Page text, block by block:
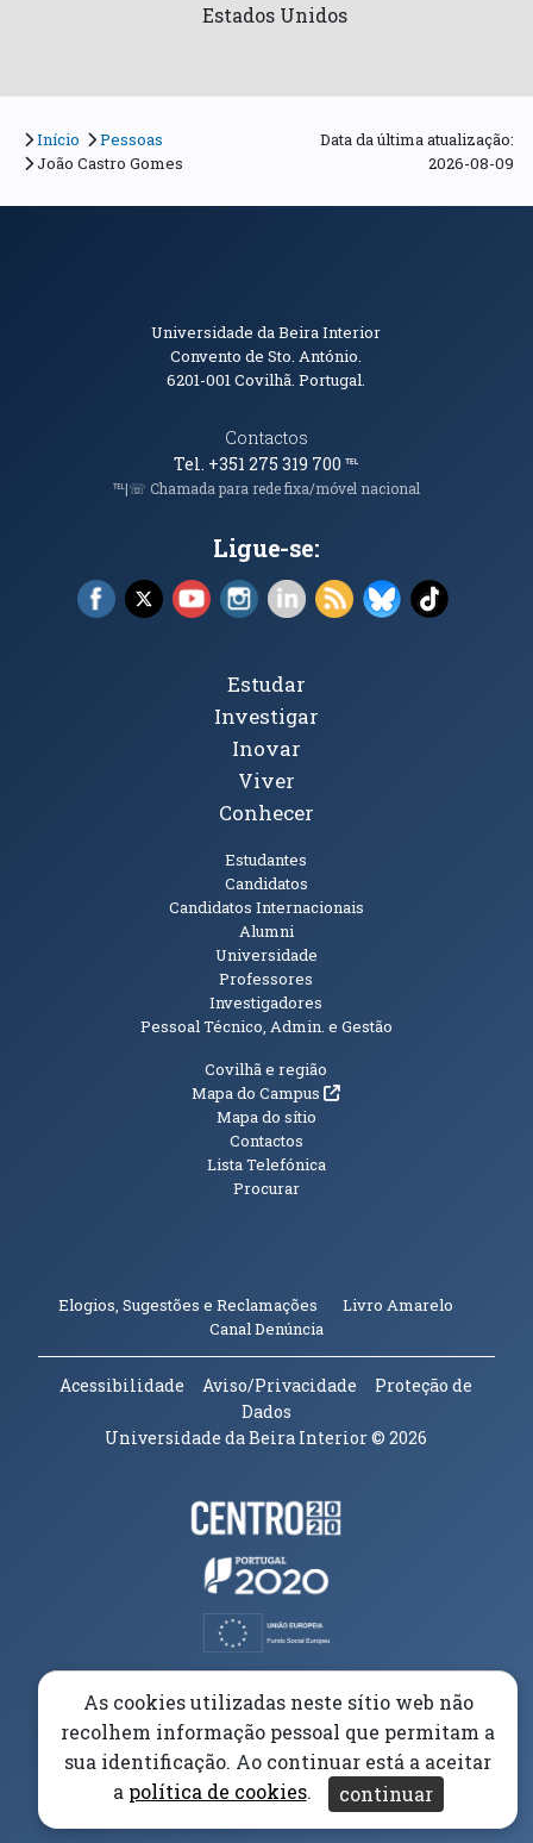
Estados Unidos
Início
Pessoas
João Castro Gomes
Data da última atualização:
2026-08-09
Informações de Contacto
Universidade da Beira Interior
Convento de Sto. António.
6201-001Covilhã. Portugal.
Contactos
Tel. +351 275 319 700℡
℡|☏ Chamada para rede fixa/móvel nacional
Ligue-se:
Facebook (abre em nova janela)
X (abre em nova janela)
YouTube (abre em nova janela)
Instagram (abre em nova janela)
LinkedIn (abre em nova
RSS (abre em nova
Bluesky (abre
TikTok
Tópicos Principais
Estudar
Investigar
Inovar
Viver
Conhecer
Estudantes
Candidatos
Candidatos Internacionais
Alumni
Universidade
Professores
Investigadores
Pessoal Técnico, Admin. e Gestão
Informações Adicionais
Covilhã e região
Mapa do Campus(abre em nova janela)
Mapa do sítio
Contactos
Lista Telefónica
Procurar
Elogios, Sugestões e Reclamações Livro Amarelo
Canal Denúncia(abre em nova janela)
Acessibilidade Aviso/Privacidade
Proteção de
Dados
Universidade da Beira Interior© 2026
Parceiros e Financiadores
(abre em nova janela)
(abre em nova janela)
As cookies utilizadas neste sítio web não
recolhem informação pessoal que permitam a
sua identificação. Ao continuar está a aceitar
a política de cookies. continuar